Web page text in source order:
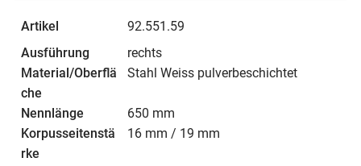
92.551.59
rechts
Stahl Weiss pulverbeschichtet
650 mm
16 mm / 19 mm